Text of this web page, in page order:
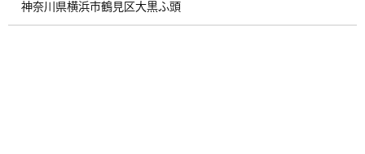
神奈川県横浜市鶴見区大黒ふ頭 ​